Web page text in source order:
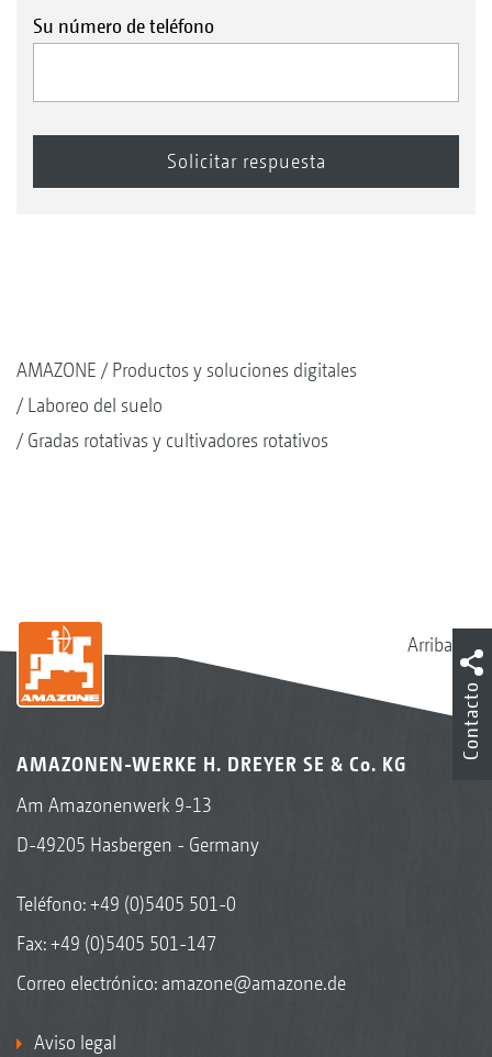
Su número de teléfono
AMAZONE
Productos y soluciones digitales
Laboreo del suelo
Gradas rotativas y cultivadores rotativos
Arriba
AMAZONEN-WERKE H. DREYER SE & Co. KG
Am Amazonenwerk 9-13
D-49205 Hasbergen - Germany
Teléfono:+49 (0)5405 501-0
Fax: +49 (0)5405 501-147
Correo electrónico: amazone@amazone.de
Aviso legal
Contacto